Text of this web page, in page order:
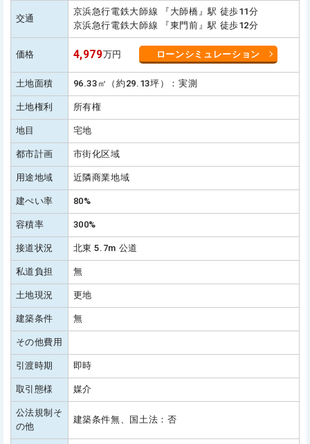
交通
京浜急行電鉄大師線 『大師橋』駅 徒歩11分
京浜急行電鉄大師線 『東門前』駅 徒歩12分
価格 4,979万円 ローンシミュレーション
土地面積 96.33㎡（約29.13坪）：実測
土地権利 所有権
地目 宅地
都市計画 市街化区域
用途地域 近隣商業地域
建ぺい率 80%
容積率 300%
接道状況 北東 5.7m 公道
私道負担 無
土地現況 更地
建築条件 無
その他費用
引渡時期 即時
取引態様 媒介
公法規制そ
の他
建築条件無、国土法：否